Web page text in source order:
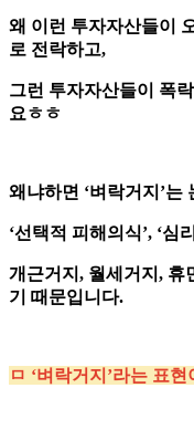
왜 이런 투자자산들이
로 전락하고,
그런 투자자산들이 폭
요ㅎㅎ
왜냐하면 ‘벼락거지’는
‘선택적 피해의식’, ‘심
개근거지, 월세거지, 휴
기 때문입니다.
ㅁ ‘벼락거지’라는 표